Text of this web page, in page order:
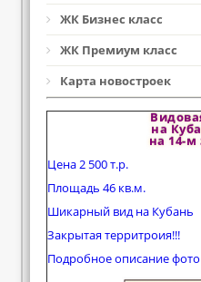
ЖК Бизнес класс
ЖК Премиум класс
Карта новостроек
на
на 14-м
Цена 2 500 т.р.
Площадь 46 кв.м.
Шикарный вид на Кубань
Закрытая территроия!!!
Подробное описание